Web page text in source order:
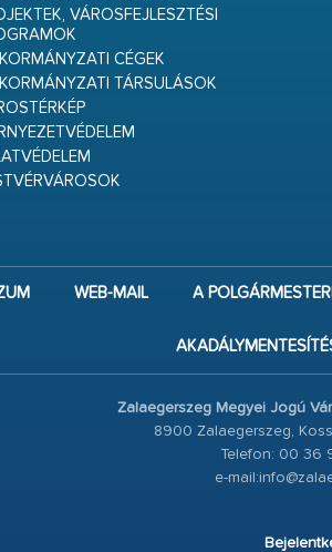
VÁROSFEJLESZTÉSI
CÉGEK
TÁRSULÁSOK
WEB-MAIL A
Zalaegerszeg Megyei Jogú
8900 Zalaegerszeg,
Telefon: 00 36
e-